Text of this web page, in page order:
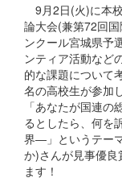
9月2日(火)に本
論大会(兼第72回
ンクール宮城県予
ンティア活動など
的な課題について
名の高校生が参加
「あなたが国連
るとしたら、何を
界―」というテー
か)さんが見事優
ます！